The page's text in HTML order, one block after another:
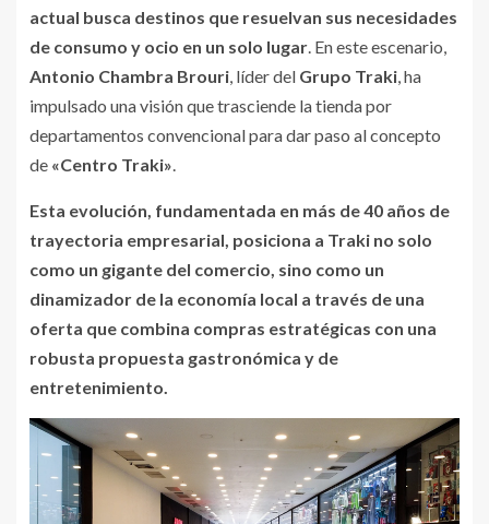
actual busca destinos que resuelvan sus necesidades
de consumo y ocio en un solo lugar. En este escenario,
Antonio Chambra Brouri, líder del Grupo Traki, ha
impulsado una visión que trasciende la tienda por
departamentos convencional para dar paso al concepto
de «Centro Traki».
Esta evolución, fundamentada en más de 40 años de
trayectoria empresarial, posiciona a Traki no solo
como un gigante del comercio, sino como un
dinamizador de la economía local a través de una
oferta que combina compras estratégicas con una
robusta propuesta gastronómica y de
entretenimiento.